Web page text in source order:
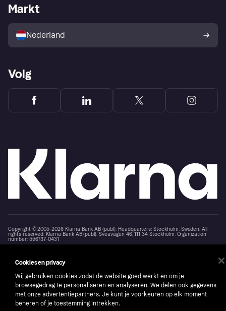
Winkeloverzicht
Kopersbescherming voor
consumenten
Zakelijke login
Markt
Nederland
Volg
Copyright © 2005-2026 Klarna Bank AB (publ). Headquarters: Stockholm, Sweden. All
rights reserved. Klarna Bank AB (publ). Sveavägen 46, 111 34 Stockholm. Organization
number: 556737-0431
Cookies en privacy
Wij gebruiken cookies zodat de website goed werkt en om je
browsegedrag te personaliseren en analyseren. We delen ook gegevens
met onze advertentiepartners. Je kunt je voorkeuren op elk moment
beheren of je toestemming intrekken.